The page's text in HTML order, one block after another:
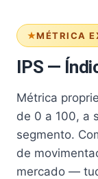
MÉTRICA
IPS —
Métrica
de 0 a 100, a
segmento.
de
mercado —